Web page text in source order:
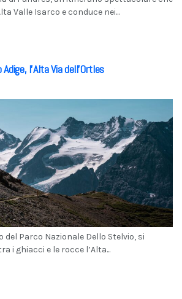
Valle Isarco e conduce nei...
l’Alta Via dell’Ortles
Parco Nazionale Dello Stelvio, si
i ghiacci e le rocce l’Alta...